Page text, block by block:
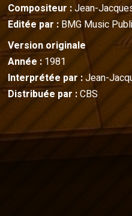
Compositeur :Jean-
Editée par :BMG Music
Version originale
Année :1981
Interprétée par :Jean-
Distribuée par :CBS